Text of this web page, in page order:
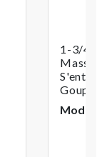
1-3/4
Massif
Modèle